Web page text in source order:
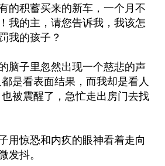
的积蓄买来的新车，一个月不
我的主，请您告诉我，我该怎
我的孩子？
脑子里忽然出现一个慈悲的声
是看表面结果，而我却是看人
被震醒了，急忙走出房门去找
用惊恐和内疚的眼神看着走向
发抖。